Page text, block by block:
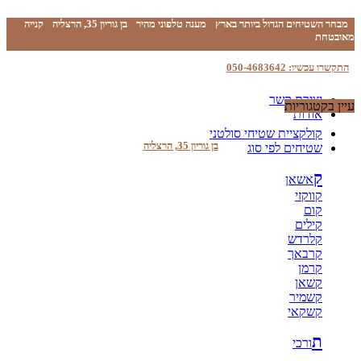
מבחר השטיחים הגדול ביותר בארץ מענה טלפוני מהיר בן גוריון 35, הרצליה
קנייה
מאובטחת
התקשרו עכשיו: 050-4683642
יצירת קשר
אודות
בן גוריון 35, הרצליה
עיין בקטגוריות
קולקציית שטיחי סולטני
שטיחים לפי סוג
קאשאן
קווקזי
קום
קילים
קלרדש
קרבאך
קרמן
קשאן
קשמיר
קשקאי
תורכי